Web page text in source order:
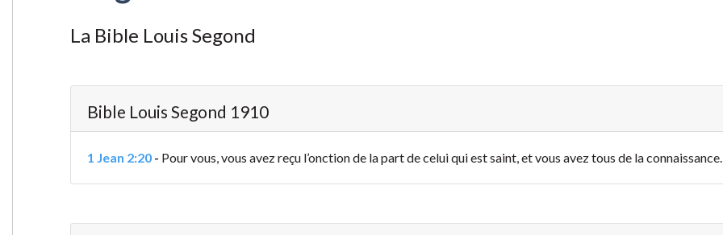
La Bible Louis Segond
Bible Louis Segond 1910
1 Jean 2:20- Pour vous, vous avez reçu l’onction de la part de celui qui est saint, et vous avez tous de la connaissance.